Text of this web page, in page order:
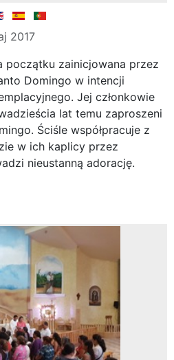
2017
początku zainicjowana przez
Domingo w intencji
Jej członkowie
lat temu zaproszeni
Ściśle współpracuje z
w ich kaplicy przez
nieustanną adorację.